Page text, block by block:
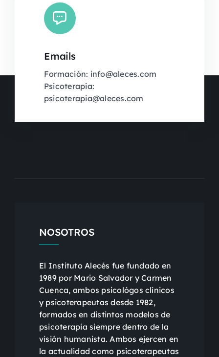
Emails
Formación: info@aleces.com
Psicoterapia:
psicoterapia@aleces.com
NOSOTROS
El Instituto Alecés fue fundado en
1989 por Mario Salvador y Carmen
Cuenca, ambos psicológos clínicos
y psicoterapeutas desde 1982,
formados en distintos modelos de
psicoterapia siempre dentro de la
visión humanista. Ambos ejercen en
la actualidad como psicoterapeutas